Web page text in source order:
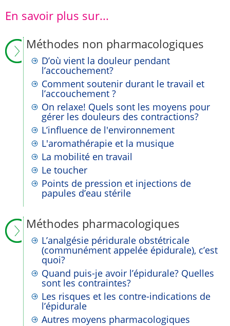
En savoir plus sur...
Méthodes non pharmacologiques
D’où vient la douleur pendant
l’accouchement?
Comment soutenir durant le travail et
l’accouchement ?
On relaxe! Quels sont les moyens pour
gérer les douleurs des contractions?
L’influence de l'environnement
L'aromathérapie et la musique
La mobilité en travail
Le toucher
Points de pression et injections de
papules d’eau stérile
Méthodes pharmacologiques
L’analgésie péridurale obstétricale
(communément appelée épidurale), c’est
quoi?
Quand puis-je avoir l’épidurale? Quelles
sont les contraintes?
Les risques et les contre-indications de
l’épidurale
Autres moyens pharmacologiques